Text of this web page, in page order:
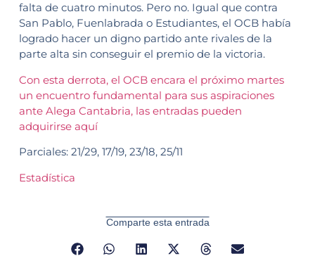
falta de cuatro minutos. Pero no. Igual que contra
San Pablo, Fuenlabrada o Estudiantes, el OCB había
logrado hacer un digno partido ante rivales de la
parte alta sin conseguir el premio de la victoria.
Con esta derrota, el OCB encara el próximo martes
un encuentro fundamental para sus aspiraciones
ante Alega Cantabria, las entradas pueden
adquirirse aquí
Parciales: 21/29, 17/19, 23/18, 25/11
Estadística
Comparte esta entrada